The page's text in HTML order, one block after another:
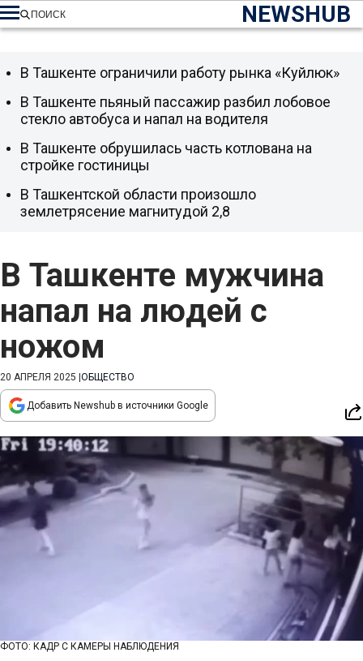
NEWSHUB
ПОИСК
В Ташкенте мужчина
напал на людей с
ножом
20 АПРЕЛЯ 2025 ОБЩЕСТВО
Добавить Newshub в источники Google
ФОТО: КАДР С КАМЕРЫ НАБЛЮДЕНИЯ
В Ташкенте ограничили работу рынка «Куйлюк»
В Ташкенте пьяный пассажир разбил лобовое
стекло автобуса и напал на водителя
В Ташкенте обрушилась часть котлована на
стройке гостиницы
В Ташкентской области произошло
землетрясение магнитудой 2,8